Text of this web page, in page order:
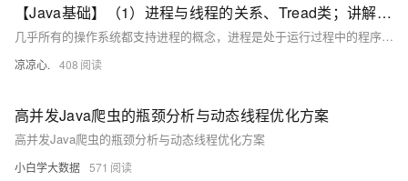
【Java基础】（1）进程与线程的关系、Tread类；讲解基本线程安全、网络编程内容；JSON序列化与反序列化
几乎所有的操作系统都支持进程的概念，进程是处于运行过程中的程序，并且具有一定的独立功能，进程是系统进行资源分配和调度的一个独立单位一般而言，进程包含如下三个特征。独立性动态性并发性。
凉凉心. 408
高并发Java爬虫的瓶颈分析与动态线程优化方案
高并发Java爬虫的瓶颈分析与动态线程优化方案
小白学大数据 571